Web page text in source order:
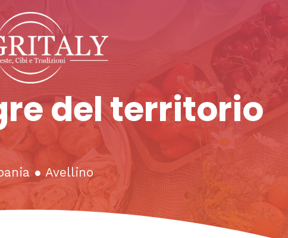
del territorio
● Avellino